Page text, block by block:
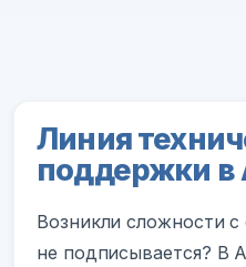
Линия
поддержки в
Возникли сложности
не подписывается? В